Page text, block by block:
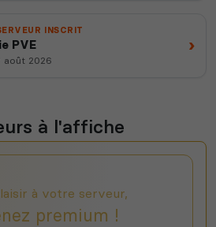
INSCRIT
PVE
août 2026
›
à l'affiche
à votre serveur,
premium !